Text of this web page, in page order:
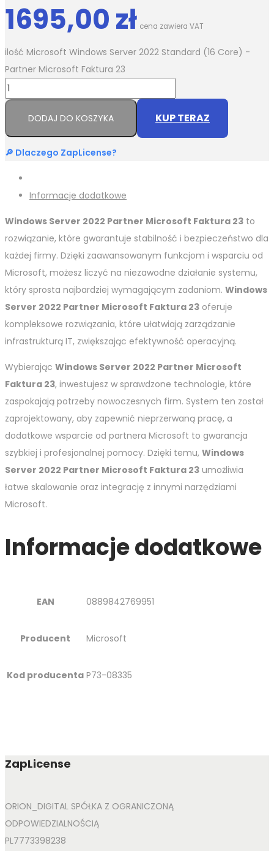
1695,00zł cena zawiera VAT
ilość Microsoft Windows Server 2022 Standard (16 Core) -
Partner Microsoft Faktura 23
DODAJ DO KOSZYKA KUP TERAZ
🔎 Dlaczego ZapLicense?
Informacje dodatkowe
Windows Server 2022 Partner Microsoft Faktura 23 to
rozwiązanie, które gwarantuje stabilność i bezpieczeństwo dla
każdej firmy. Dzięki zaawansowanym funkcjom i wsparciu od
Microsoft, możesz liczyć na niezawodne działanie systemu,
który sprosta najbardziej wymagającym zadaniom. Windows
Server 2022 Partner Microsoft Faktura 23 oferuje
kompleksowe rozwiązania, które ułatwiają zarządzanie
infrastrukturą IT, zwiększając efektywność operacyjną.
Wybierając Windows Server 2022 Partner Microsoft
Faktura 23, inwestujesz w sprawdzone technologie, które
zaspokajają potrzeby nowoczesnych firm. System ten został
zaprojektowany, aby zapewnić nieprzerwaną pracę, a
dodatkowe wsparcie od partnera Microsoft to gwarancja
szybkiej i profesjonalnej pomocy. Dzięki temu, Windows
Server 2022 Partner Microsoft Faktura 23 umożliwia
łatwe skalowanie oraz integrację z innymi narzędziami
Microsoft.
Informacje dodatkowe
EAN 0889842769951
Producent Microsoft
Kod producenta P73-08335
ZapLicense
ORION_DIGITAL SPÓŁKA Z OGRANICZONĄ
ODPOWIEDZIALNOŚCIĄ
PL7773398238